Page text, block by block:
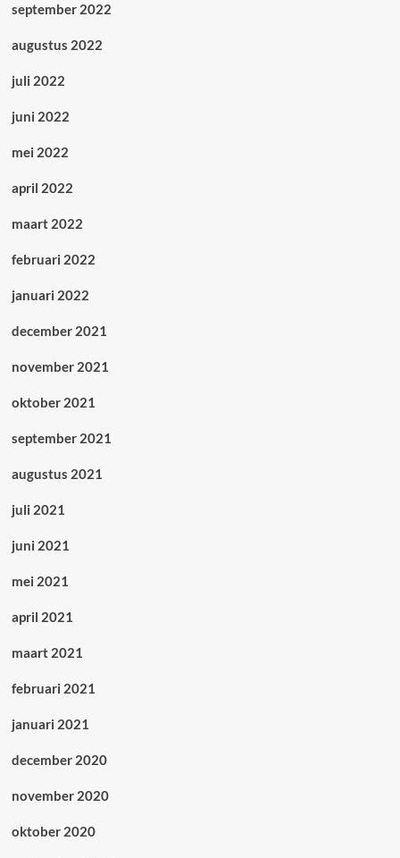
september 2022
augustus 2022
juli 2022
juni 2022
mei 2022
april 2022
maart 2022
februari 2022
januari 2022
december 2021
november 2021
oktober 2021
september 2021
augustus 2021
juli 2021
juni 2021
mei 2021
april 2021
maart 2021
februari 2021
januari 2021
december 2020
november 2020
oktober 2020